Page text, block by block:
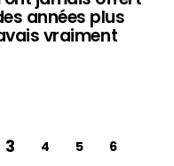
années plus
vraiment
3 4 5
6